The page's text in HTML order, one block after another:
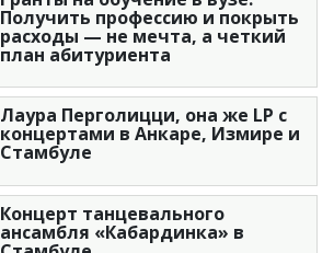
Получить профессию и покрыть
расходы — не мечта, а четкий
план абитуриента
Лаура Перголицци, она же LP с
концертами в Анкаре, Измире и
Стамбуле
Концерт танцевального
ансамбля «Кабардинка» в